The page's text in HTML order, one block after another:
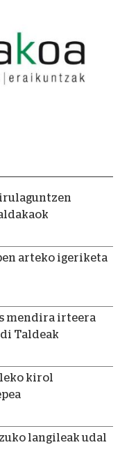
arteko igeriketa
mendira irteera
Taldeak
kirol
langileak udal